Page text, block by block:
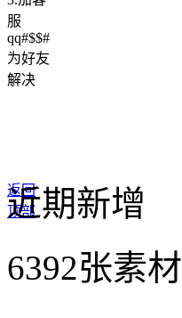
服
qq#$$#
为好友
解决
返回
顶部
近期新增
6392张素材